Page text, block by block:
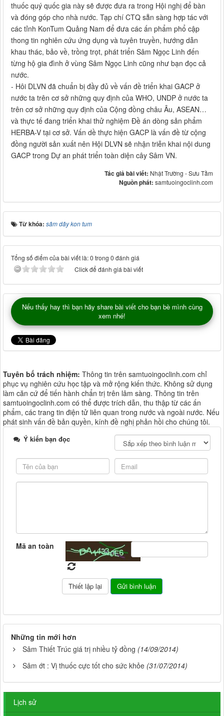
thuốc quý quốc gia này sẽ được đưa ra trong Hội nghị để bàn
và đóng góp cho nhà nước. Tạp chí CTQ sẵn sàng hợp tác với
các tỉnh KonTum Quảng Nam để đưa các ấn phẩm phổ cập
thong tin nghiên cứu ứng dụng và tuyên truyền, hướng dẫn
khau thác, bảo về, trồng trọt, phát triển Sâm Ngọc Linh đến
từng hộ gia đình ở vùng Sâm Ngọc Linh cũng như bạn đọc cả
nước.
- Hôi DLVN đã chuẩn bị đầy đủ về vấn đề triển khai GACP ở
nước ta trên cơ sở những quy định của WHO, UNDP ở nước ta
trên cơ sở những quy định của Cộng đồng châu Âu, ASEAN…
và thực tế đang triển khai thử nghiệm Đề án dòng sản phẩm
HERBA-V tại cơ sở. Vấn dề thực hiện GACP là vấn đề từ cộng
đồng người sản xuất nên Hội DLVN sẽ nhận triễn khai nội dung
GACP trong Dự an phát triển toàn diện cây Sâm VN.
Tác giả bài viết: Nhật Trường - Sưu Tầm
Nguồn phát: samtuoingoclinh.com
Từ khóa: sâm dây kon tum
Tổng số điểm của bài viết là: 0 trong 0 đánh giá
Click để đánh giá bài viết
Nếu thấy hay thì bạn hãy share bài viết cho bạn bè mình cùng
xem nhé!
Tuyên bố trách nhiệm: Thông tin trên samtuoingoclinh.com chỉ
phục vụ nghiên cứu học tập và mở rộng kiến thức. Không sử dụng
làm căn cứ để tiến hành chẩn trị trên lâm sàng. Thông tin trên
samtuoingoclinh.com có thể được trích dẫn, thu thập từ các ấn
phẩm, các trang tin điện tử liên quan trong nước và ngoài nước. Nếu
phát sinh vấn đề bản quyền, kính đề nghị phản hồi cho chúng tôi.
Ý kiến bạn đọc
Mã an toàn
Những tin mới hơn
Sâm Thiết Trúc giá trị nhiều tỷ đồng (14/09/2014)
Sâm ớt : Vị thuốc cực tốt cho sức khỏe (31/07/2014)
Lịch sử